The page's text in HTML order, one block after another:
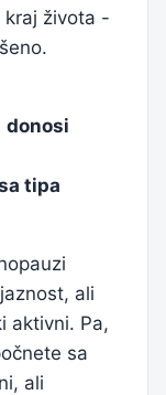
kraj života -
donosi
tipa
ali
aktivni. Pa,
sa
ali